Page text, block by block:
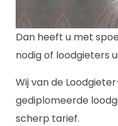
Dan heeft u met
nodig of loodgieters
Wij van de
gediplomeerde
scherp tarief.